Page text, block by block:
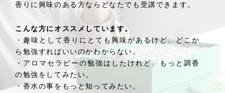
香りに興味のある方ならどなたでも受講できます。
こんな方にオススメしています。
・趣味として香りにとても興味があるけど、どこか
ら勉強すればいいのかわからない。
・アロマセラピーの勉強はしたけれど、もっと調香
の勉強をしてみたい。
・香水の事をもっと知ってみたい。